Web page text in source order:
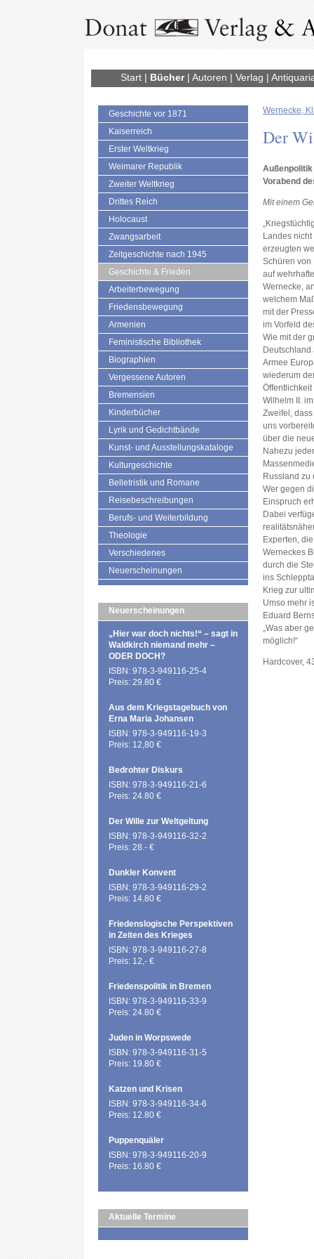
Start| Bücher| Autoren | Verlag |
Geschichte vor 1871
Kaiserreich
Erster Weltkrieg
Weimarer Republik
Zweiter Weltkrieg
Drittes Reich
Holocaust
Zwangsarbeit
Zeitgeschichte nach 1945
Geschichte & Frieden
Arbeiterbewegung
Friedensbewegung
Armenien
Feministische Bibliothek
Biographien
Vergessene Autoren
Bremensien
Kinderbücher
Lyrik und Gedichtbände
Kunst- und Ausstellungskataloge
Kulturgeschichte
Belletristik und Romane
Reisebeschreibungen
Berufs- und Weiterbildung
Theologie
Verschiedenes
Neuerscheinungen
Neuerscheinungen
„Hier war doch nichts!“ – sagt in
Waldkirch niemand mehr –
ODER DOCH?
ISBN: 978-3-949116-25-4
Preis: 29.80 €
Aus dem Kriegstagebuch von
Erna Maria Johansen
ISBN: 978-3-949116-19-3
Preis: 12,80 €
Bedrohter Diskurs
ISBN: 978-3-949116-21-6
Preis: 24.80 €
Der Wille zur Weltgeltung
ISBN: 978-3-949116-32-2
Preis: 28.- €
Dunkler Konvent
ISBN: 978-3-949116-29-2
Preis: 14.80 €
Friedenslogische Perspektiven
in Zeiten des Krieges
ISBN: 978-3-949116-27-8
Preis: 12,- €
Friedenspolitik in Bremen
ISBN: 978-3-949116-33-9
Preis: 24.80 €
Juden in Worpswede
ISBN: 978-3-949116-31-5
Preis: 19.80 €
Katzen und Krisen
ISBN: 978-3-949116-34-6
Preis: 12.80 €
Puppenquäler
ISBN: 978-3-949116-20-9
Preis: 16.80 €
Aktuelle Termine
Wernecke,
Der
Vorabend
Mit einem
Landes
erzeugten
Schüren von
auf
Wernecke,
welchem
mit der
im Vorfeld
Wie mit der
Deutschland
Armee
wiederum
Wilhelm II.
Zweifel,
uns
über die
Nahezu
Russland zu
Wer gegen
Einspruch
Dabei
Experten,
Werneckes
durch die
ins
Krieg zur
Umso mehr
Eduard
„Was aber
möglich!“
Hardcover,